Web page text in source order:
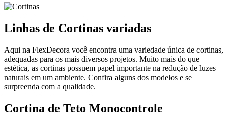
Linhas de Cortinas variadas
Aqui na FlexDecora você encontra uma variedade única de cortinas,
adequadas para os mais diversos projetos. Muito mais do que
estética, as cortinas possuem papel importante na redução de luzes
naturais em um ambiente. Confira alguns dos modelos e se
surpreenda com a qualidade.
Cortina de Teto Monocontrole